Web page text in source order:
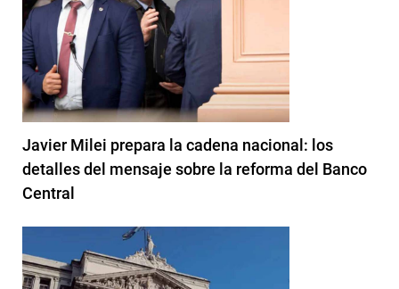
Javier Milei prepara la cadena nacional: los
detalles del mensaje sobre la reforma del Banco
Central